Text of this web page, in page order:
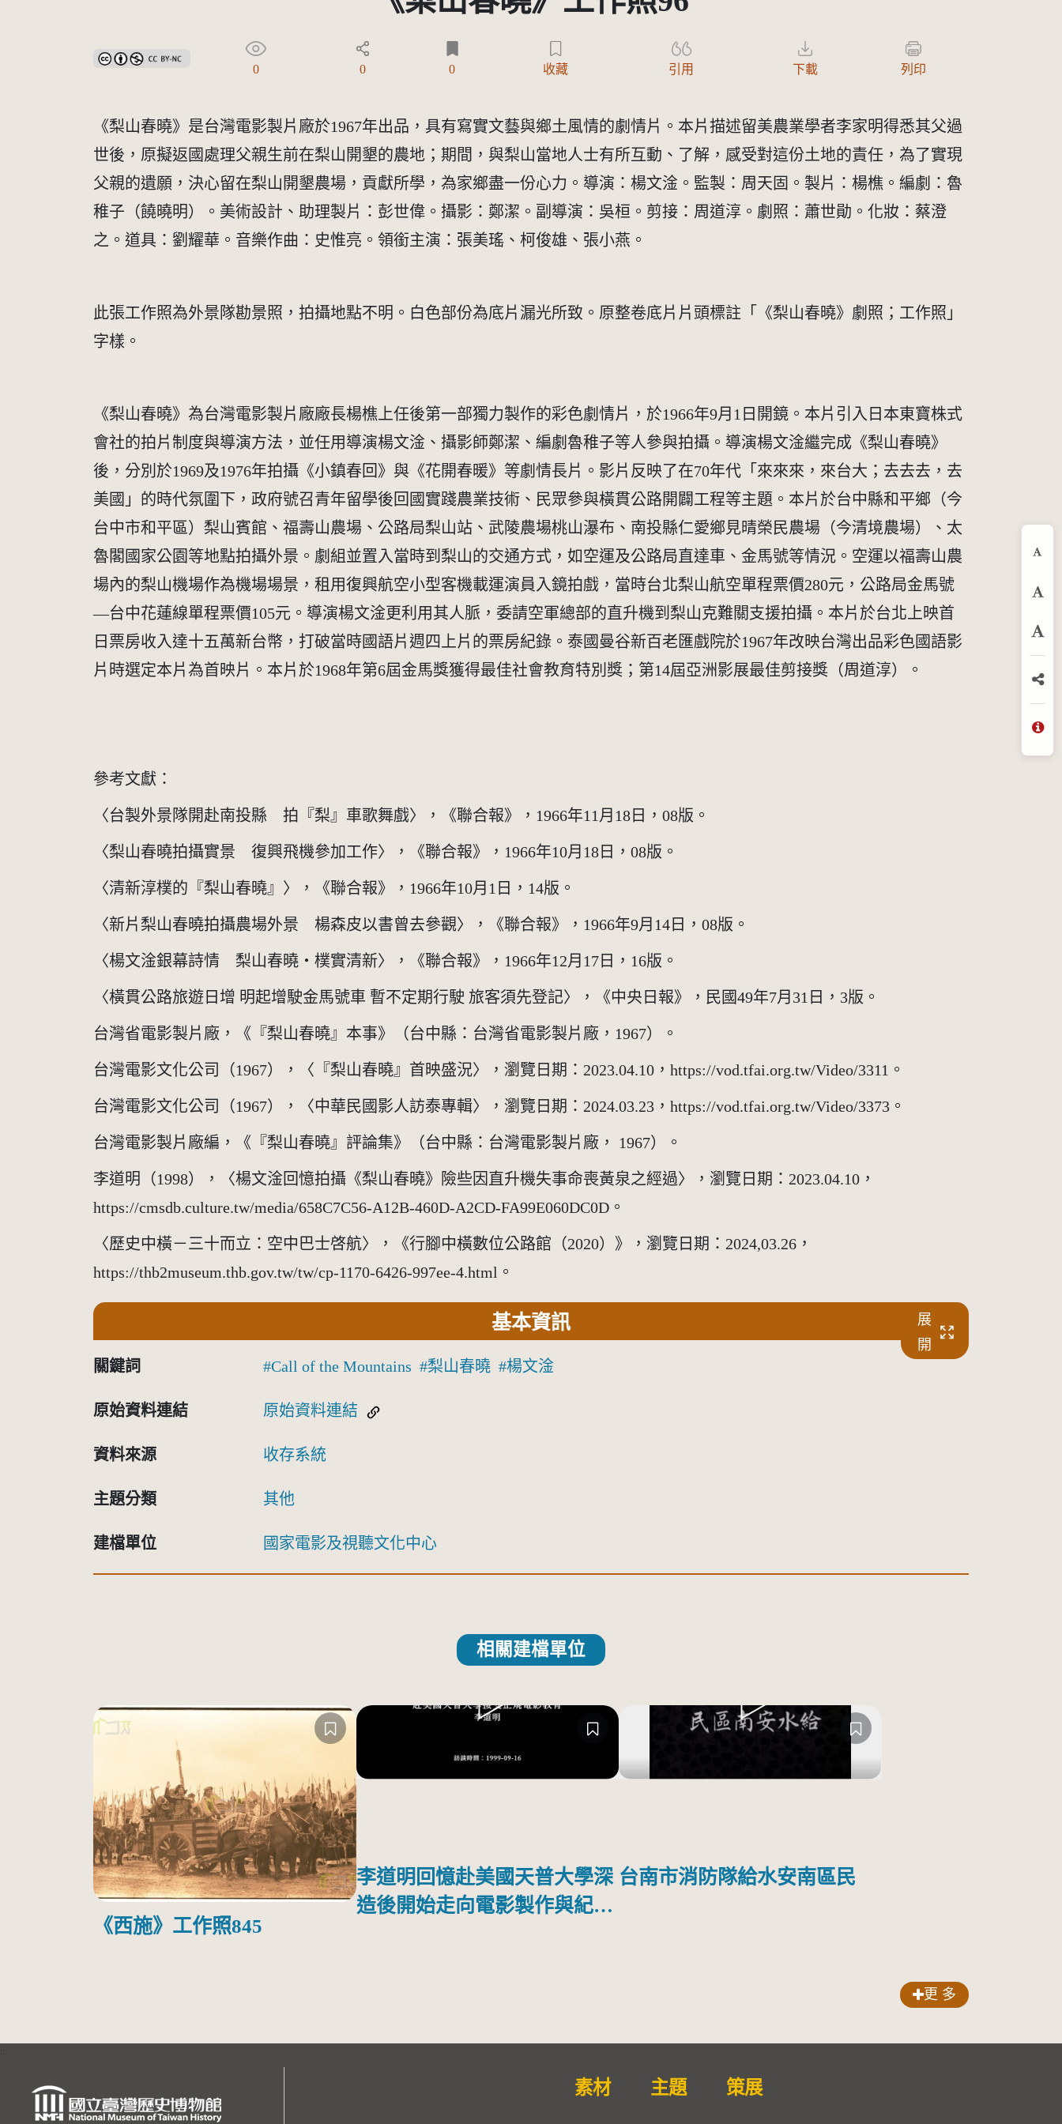
創用CC姓名標示-非商業性 3.0 台灣及其後版本(CC BY-NC 3.0 TW +)
0 0 0 收藏 引用 下載 列印
《梨山春曉》是台灣電影製片廠於1967年出品，具有寫實文藝與鄉土風情的劇情片。本片描述留美農業學者李家明得悉其父過
世後，原擬返國處理父親生前在梨山開墾的農地；期間，與梨山當地人士有所互動、了解，感受對這份土地的責任，為了實現
父親的遺願，決心留在梨山開墾農場，貢獻所學，為家鄉盡一份心力。導演：楊文淦。監製：周天固。製片：楊樵。編劇：魯
稚子（饒曉明）。美術設計、助理製片：彭世偉。攝影：鄭潔。副導演：吳桓。剪接：周道淳。劇照：蕭世勛。化妝：蔡澄
之。道具：劉耀華。音樂作曲：史惟亮。領銜主演：張美瑤、柯俊雄、張小燕。
此張工作照為外景隊勘景照，拍攝地點不明。白色部份為底片漏光所致。原整卷底片片頭標註「《梨山春曉》劇照；工作照」
字樣。
《梨山春曉》為台灣電影製片廠廠長楊樵上任後第一部獨力製作的彩色劇情片，於1966年9月1日開鏡。本片引入日本東寶株式
會社的拍片制度與導演方法，並任用導演楊文淦、攝影師鄭潔、編劇魯稚子等人參與拍攝。導演楊文淦繼完成《梨山春曉》
後，分別於1969及1976年拍攝《小鎮春回》與《花開春暖》等劇情長片。影片反映了在70年代「來來來，來台大；去去去，去
美國」的時代氛圍下，政府號召青年留學後回國實踐農業技術、民眾參與橫貫公路開闢工程等主題。本片於台中縣和平鄉（今
台中市和平區）梨山賓館、福壽山農場、公路局梨山站、武陵農場桃山瀑布、南投縣仁愛鄉見晴榮民農場（今清境農場）、太
魯閣國家公園等地點拍攝外景。劇組並置入當時到梨山的交通方式，如空運及公路局直達車、金馬號等情況。空運以福壽山農
場內的梨山機場作為機場場景，租用復興航空小型客機載運演員入鏡拍戲，當時台北梨山航空單程票價280元，公路局金馬號
—台中花蓮線單程票價105元。導演楊文淦更利用其人脈，委請空軍總部的直升機到梨山克難關支援拍攝。本片於台北上映首
日票房收入達十五萬新台幣，打破當時國語片週四上片的票房紀錄。泰國曼谷新百老匯戲院於1967年改映台灣出品彩色國語影
片時選定本片為首映片。本片於1968年第6屆金馬獎獲得最佳社會教育特別獎；第14屆亞洲影展最佳剪接獎（周道淳）。
參考文獻：
〈台製外景隊開赴南投縣　拍『梨』車歌舞戲〉，《聯合報》，1966年11月18日，08版。
〈梨山春曉拍攝實景　復興飛機參加工作〉，《聯合報》，1966年10月18日，08版。
〈清新淳樸的『梨山春曉』〉，《聯合報》，1966年10月1日，14版。
〈新片梨山春曉拍攝農場外景　楊森皮以書曾去參觀〉，《聯合報》，1966年9月14日，08版。
〈楊文淦銀幕詩情　梨山春曉‧樸實清新〉，《聯合報》，1966年12月17日，16版。
〈橫貫公路旅遊日增 明起增駛金馬號車 暫不定期行駛 旅客須先登記〉，《中央日報》，民國49年7月31日，3版。
台灣省電影製片廠，《『梨山春曉』本事》（台中縣：台灣省電影製片廠，1967）。
台灣電影文化公司（1967），〈『梨山春曉』首映盛況〉，瀏覽日期：2023.04.10，https://vod.tfai.org.tw/Video/3311。
台灣電影文化公司（1967），〈中華民國影人訪泰專輯〉，瀏覽日期：2024.03.23，https://vod.tfai.org.tw/Video/3373。
台灣電影製片廠編，《『梨山春曉』評論集》（台中縣：台灣電影製片廠， 1967）。
李道明（1998），〈楊文淦回憶拍攝《梨山春曉》險些因直升機失事命喪黃泉之經過〉，瀏覽日期：2023.04.10，
https://cmsdb.culture.tw/media/658C7C56-A12B-460D-A2CD-FA99E060DC0D。
〈歷史中橫－三十而立：空中巴士啓航〉，《行腳中橫數位公路館（2020）》，瀏覽日期：2024,03.26，
https://thb2museum.thb.gov.tw/tw/cp-1170-6426-997ee-4.html。
基本資訊
展
開
關鍵詞 Call of the Mountains 梨山春曉 楊文淦
原始資料連結 原始資料連結
資料來源 收存系統
主題分類 其他
建檔單位 國家電影及視聽文化中心
相關建檔單位
《西施》工作照845
李道明回憶赴美國天普大學深
造後開始走向電影製作與紀錄
台南市消防隊給水安南區民
更 多
放
分
素材 主題 策展